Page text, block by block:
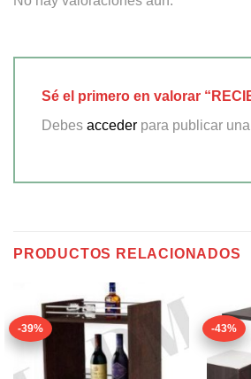
Sé el primero en valorar
Debes acceder para publicar
PRODUCTOS RELACIONADOS
-39% -43%